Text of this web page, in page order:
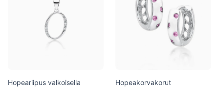
Hopeariipus valkoisella
Hopeakorvakorut